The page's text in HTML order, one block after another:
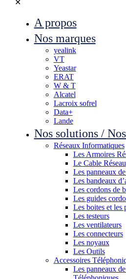
✕
A propos
Nos marques
yealink
VT
Yeastar
ERAT
W & T
Alcatel
Lacroix sofrel
Data+
Lande
Nos solutions /
Réseaux Informatiques
Les Armoires
Le Cable Réseau
Les panneaux
Les bandeaux
Les cordons de
Les guides
Les boites et les
Les testeurs
Les ventilateurs
Les connecteurs
Les noyaux
Les Outils
Accessoires
Les panneaux